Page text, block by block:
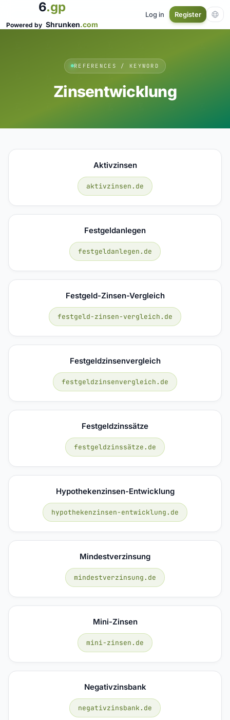
6.gp
Powered by Shrunken.com
Log in Register
REFERENCES / KEYWORD
Zinsentwicklung
Aktivzinsen
aktivzinsen.de
Festgeldanlegen
festgeldanlegen.de
Festgeld-Zinsen-Vergleich
festgeld-zinsen-vergleich.de
Festgeldzinsenvergleich
festgeldzinsenvergleich.de
Festgeldzinssätze
festgeldzinssätze.de
Hypothekenzinsen-Entwicklung
hypothekenzinsen-entwicklung.de
Mindestverzinsung
mindestverzinsung.de
Mini-Zinsen
mini-zinsen.de
Negativzinsbank
negativzinsbank.de